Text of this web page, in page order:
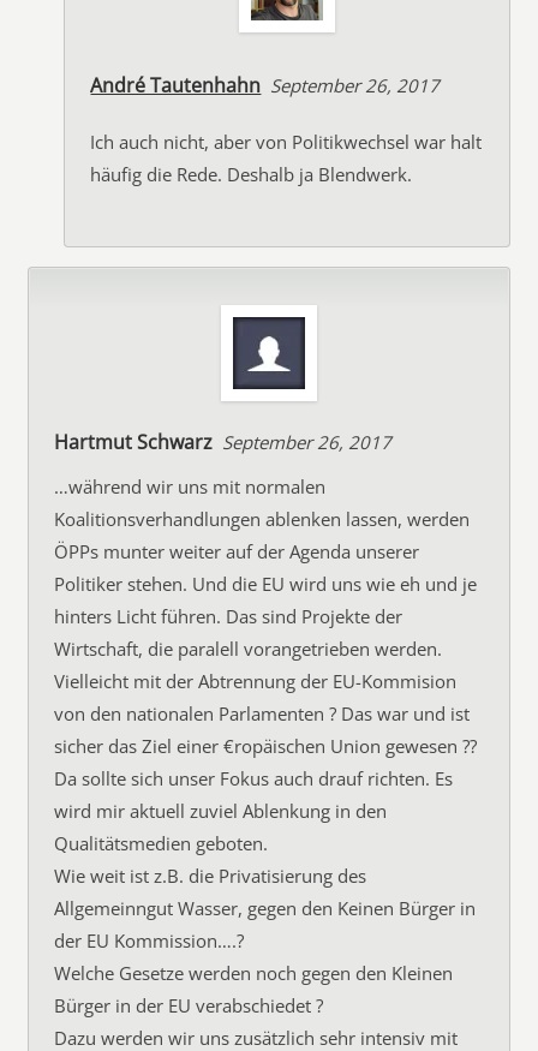
André Tautenhahn September 26, 2017
Ich auch nicht, aber von Politikwechsel war halt
häufig die Rede. Deshalb ja Blendwerk.
Hartmut Schwarz September 26, 2017
…während wir uns mit normalen
Koalitionsverhandlungen ablenken lassen, werden
ÖPPs munter weiter auf der Agenda unserer
Politiker stehen. Und die EU wird uns wie eh und je
hinters Licht führen. Das sind Projekte der
Wirtschaft, die paralell vorangetrieben werden.
Vielleicht mit der Abtrennung der EU-Kommision
von den nationalen Parlamenten ? Das war und ist
sicher das Ziel einer €ropäischen Union gewesen ??
Da sollte sich unser Fokus auch drauf richten. Es
wird mir aktuell zuviel Ablenkung in den
Qualitätsmedien geboten.
Wie weit ist z.B. die Privatisierung des
Allgemeinngut Wasser, gegen den Keinen Bürger in
der EU Kommission….?
Welche Gesetze werden noch gegen den Kleinen
Bürger in der EU verabschiedet ?
Dazu werden wir uns zusätzlich sehr intensiv mit